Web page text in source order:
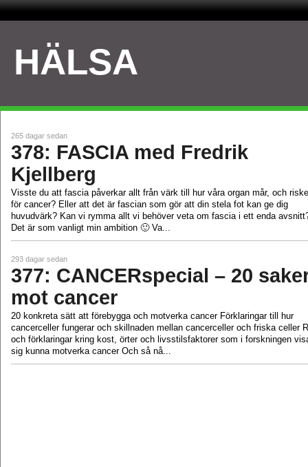
HÄLSA
265 dagar sedan
378: FASCIA med Fredrik
Kjellberg
Visste du att fascia påverkar allt från värk till hur våra organ mår, och
för cancer? Eller att det är fascian som gör att din stela fot kan ge dig
huvudvärk? Kan vi rymma allt vi behöver veta om fascia i ett enda
Det är som vanligt min ambition 🙂 Va...
293 dagar sedan
377: CANCERspecial – 20
mot cancer
20 konkreta sätt att förebygga och motverka cancer Förklaringar till hur
cancerceller fungerar och skillnaden mellan cancerceller och friska celler
och förklaringar kring kost, örter och livsstilsfaktorer som i forskningen
sig kunna motverka cancer Och så nå...